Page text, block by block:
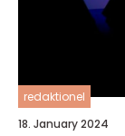
redaktionel
18. January 2024